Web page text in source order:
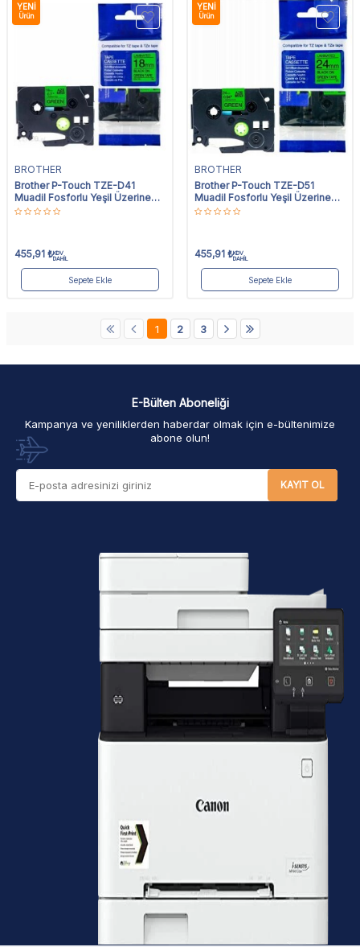
YENI
Ürün
BROTHER
Brother P-Touch TZE-D41
Muadil Fosforlu Yeşil Üzerine
Siyah Etiket 18mm x 8m
455,91 ₺KDV
DAHİL
Sepete Ekle
YENI
Ürün
BROTHER
Brother P-Touch TZE-D51
Muadil Fosforlu Yeşil Üzerine
Siyah Etiket 24mm x 8m
455,91 ₺KDV
DAHİL
Sepete Ekle
1 2 3
E-Bülten Aboneliği
Kampanya ve yeniliklerden haberdar olmak için e-bültenimize
abone olun!
KAYIT OL